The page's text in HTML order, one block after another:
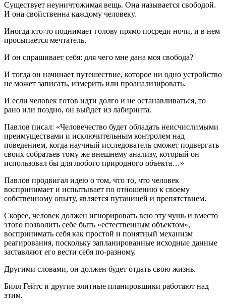
Существует неуничтожимая вещь. Она называется свободой.
И она свойственна каждому человеку.
Иногда кто-то поднимает голову прямо посреди ночи, и в нем
просыпается мечтатель.
И он спрашивает себя: для чего мне дана моя свобода?
И тогда он начинает путешествие, которое ни одно устройство
не может записать, измерить или проанализировать.
И если человек готов идти долго и не останавливаться, то
рано или поздно, он выйдет из лабиринта.
Павлов писал: «Человечество будет обладать неисчислимыми
преимуществами и исключительным контролем над
поведением, когда научный исследователь сможет подвергать
своих собратьев тому же внешнему анализу, который он
использовал бы для любого природного объекта…»
Павлов продвигал идею о том, что то, что человек
воспринимает и испытывает по отношению к своему
собственному опыту, является путаницей и препятствием.
Скорее, человек должен игнорировать всю эту чушь и вместо
этого позволить себе быть «естественным объектом»,
воспринимать себя как простой и понятный механизм
реагирования, поскольку запланированные исходные данные
заставляют его вести себя по-разному.
Другими словами, он должен будет отдать свою жизнь.
Билл Гейтс и другие элитные планировщики работают над
этим.